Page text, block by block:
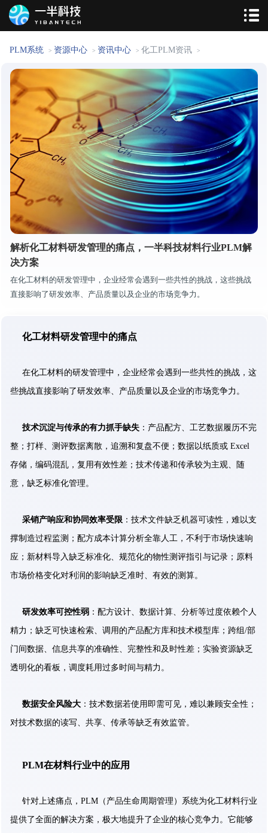
PLM系统 > 资源中心 > 资讯中心 > 化工PLM资讯 >
解析化工材料研发管理的痛点，一半科技材料行业PLM解
决方案
在化工材料的研发管理中，企业经常会遇到一些共性的挑战，这些挑战
直接影响了研发效率、产品质量以及企业的市场竞争力。
化工材料研发管理中的痛点
在化工材料的研发管理中，企业经常会遇到一些共性的挑战，这
些挑战直接影响了研发效率、产品质量以及企业的市场竞争力。
技术沉淀与传承的有力抓手缺失 ：产品配方、工艺数据履历不完
整；打样、测评数据离散，追溯和复盘不便；数据以纸质或 Excel
存储，编码混乱，复用有效性差；技术传递和传承较为主观、随
意，缺乏标准化管理。
采销产响应和协同效率受限 ：技术文件缺乏机器可读性，难以支
撑制造过程监测；配方成本计算分析全靠人工，不利于市场快速响
应；新材料导入缺乏标准化、规范化的物性测评指引与记录；原料
市场价格变化对利润的影响缺乏准时、有效的测算。
研发效率可控性弱 ：配方设计、数据计算、分析等过度依赖个人
精力；缺乏可快速检索、调用的产品配方库和技术模型库；跨组/部
门间数据、信息共享的准确性、完整性和及时性差；实验资源缺乏
透明化的看板，调度耗用过多时间与精力。
数据安全风险大 ：技术数据若使用即需可见，难以兼顾安全性；
对技术数据的读写、共享、传承等缺乏有效监管。
PLM在材料行业中的应用
针对上述痛点，PLM（产品生命周期管理）系统为化工材料行业
提供了全面的解决方案，极大地提升了企业的核心竞争力。它能够